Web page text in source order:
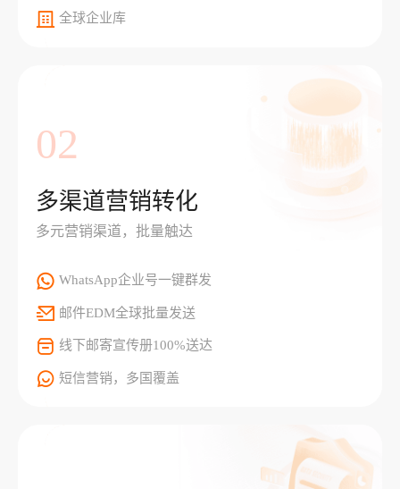
全球企业库
02
多渠道营销转化
多元营销渠道，批量触达
WhatsApp企业号一键群发
邮件EDM全球批量发送
线下邮寄宣传册100%送达
短信营销，多国覆盖